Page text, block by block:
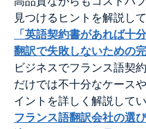
見つけるヒントを解説して
「英語契約書があれば十
翻訳で失敗しないための
ビジネスでフランス語契
だけでは不十分なケース
イントを詳しく解説してい
フランス語翻訳会社の選